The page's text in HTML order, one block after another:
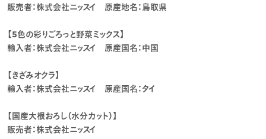
販売者：株式会社ニッスイ 原産地名：鳥取県
【5色の彩りごろっと野菜ミックス】
輸入者：株式会社ニッスイ 原産国名：中国
【きざみオクラ】
輸入者：株式会社ニッスイ 原産国名：タイ
【国産大根おろし（水分カット）】
販売者：株式会社ニッスイ